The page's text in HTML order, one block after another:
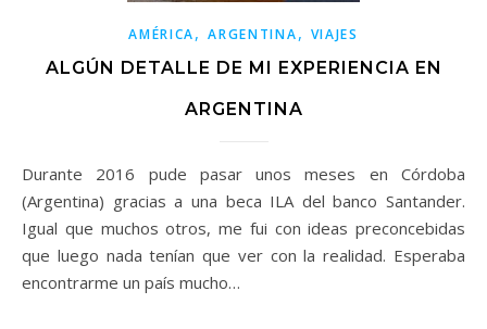
AMÉRICA,ARGENTINA, VIAJES
ALGÚN DETALLE DE MI EXPERIENCIA EN
ARGENTINA
Durante 2016 pude pasar unos meses en Córdoba
(Argentina) gracias a una beca ILA del banco Santander.
Igual que muchos otros, me fui con ideas preconcebidas
que luego nada tenían que ver con la realidad. Esperaba
encontrarme un país mucho…